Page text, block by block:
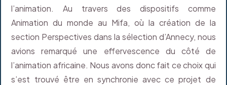
l’animation. Au travers des dispositifs comme
Animation du monde au Mifa, où la création de la
section Perspectives dans la sélection d’Annecy, nous
avions remarqué une effervescence du côté de
l’animation africaine. Nous avons donc fait ce choix qui
s’est trouvé être en synchronie avec ce projet de